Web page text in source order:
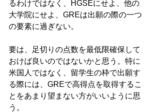
るわけではなく、HGSEにせよ、他の
大学院にせよ、GREは出願の際の一つ
の要素に過ぎない。
要は、足切りの点数を最低限確保して
おけば良いのではないかと思う。特に
米国人ではなく、留学生の枠で出願す
る際には、GREで高得点を取得するこ
とをあまり望まない方がいいように思
う。